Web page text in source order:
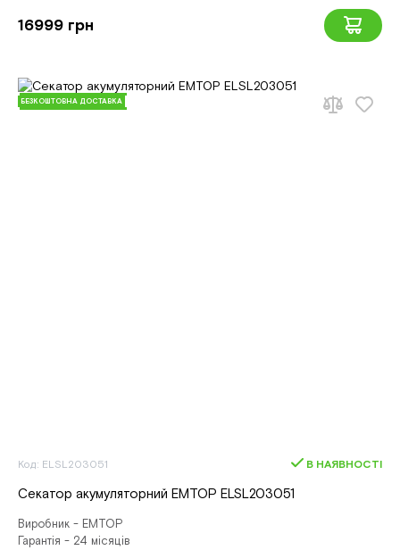
16999 грн
БЕЗКОШТОВНА ДОСТАВКА
Код: ELSL203051 В НАЯВНОСТІ
Секатор акумуляторний EMTOP ELSL203051
Виробник - EMTOP
Гарантія - 24 місяців